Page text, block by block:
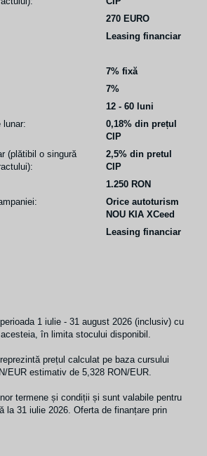
270 EURO
Leasing financiar
7% fixă
7%
12 - 60 luni
lunar:
0,18% din prețul
CIP
(plătibil o singură
2,5% din pretul
CIP
1.250 RON
Orice autoturism
NOU KIA XCeed
Leasing financiar
1 iulie - 31 august 2026 (inclusiv) cu
în limita stocului disponibil.
prețul calculat pe baza cursului
EUR estimativ de 5,328 RON/EUR.
termene și condiții și sunt valabile pentru
la 31 iulie 2026. Oferta de finanțare prin